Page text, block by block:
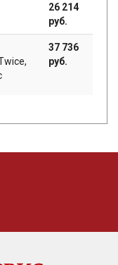
26 214
руб.
37 736
руб.